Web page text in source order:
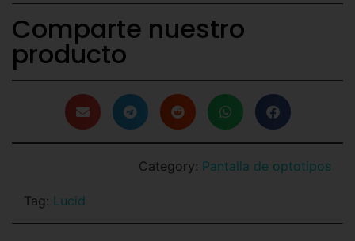
Comparte nuestro
producto
Category: Pantalla de optotipos
Tag: Lucid